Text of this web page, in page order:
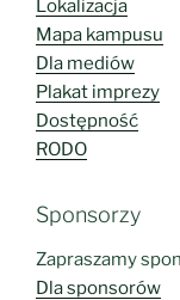
Mapa kampusu
Dla mediów
Plakat imprezy
Dostępność
RODO
Sponsorzy
Zapraszamy
Dla sponsorów